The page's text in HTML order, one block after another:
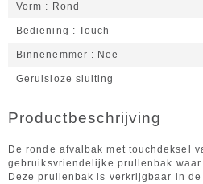
Vorm Rond
Bediening Touch
Binnenemmer Nee
Geruisloze sluiting
Productbeschrijving
De ronde afvalbak met touchdeksel
gebruiksvriendelijke prullenbak
Deze prullenbak is verkrijgbaar in